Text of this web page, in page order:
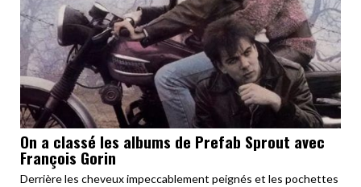
On a classé les albums de Prefab Sprout avec
François Gorin
Derrière les cheveux impeccablement peignés et les pochettes